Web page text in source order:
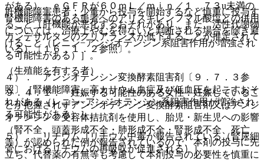
がある）。ｅＧＦＲが６０ｍＬ／ｍｉｎ／１．７３u未満の
腎機能障害のある患者へのアリスキレンフマル酸塩との併用
については、治療上やむを得ないと判断される場合を除き避
けること（レニン−アンジオテンシン系阻害作用が増強され
る可能性がある）］。
４）． アンジオテンシン変換酵素阻害剤〔９．７．３参
照〕［腎機能障害、高カリウム血症及び低血圧を起こすおそ
れがある（レニン−アンジオテンシン系阻害作用が増強され
る可能性がある）］。
５）． リチウム［リチウム中毒が報告されている（腎尿細
管におけるリチウムの再吸収が促進される）］。
肝機能障害患者：少量から投与を開始するなど慎重に投与す
ること（肝機能が悪化するおそれがあり、また、活性代謝物
カンデサルタンのクリアランスが低下することが推定されて
いる）〔１６．１．２参照〕。
（生殖能を有する者）
９．４．１． 妊娠する可能性のある女性：妊娠しているこ
とが把握されずアンジオテンシン変換酵素阻害剤又はアンジ
オテンシン２受容体拮抗剤を使用し、胎児・新生児への影響
（腎不全、頭蓋形成不全・肺形成不全・腎形成不全、死亡
等）が認められた例が報告されているので、本剤の投与に先
立ち、代替薬の有無等も考慮して本剤投与の必要性を慎重に